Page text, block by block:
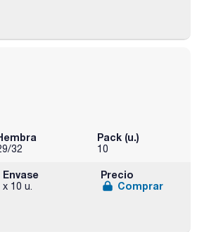
32
Pack (u.)
10
Envase
x 10 u.
Precio
Comprar